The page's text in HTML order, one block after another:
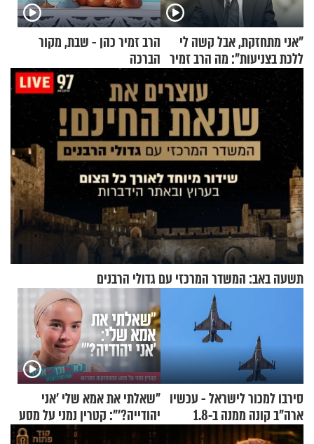
"אני מתחזקת, אבל קשה לי
ללכת בצניעות": מה הרב זמיר
כהן המליץ לה לעשות?
הרב זמיר כהן - שבת, מקור
הברכה
תשעה באב: המשדר המרכזי עם גדולי הרבנים
סירבו למכור לישראל - עכשיו
ארה"ב קונה ממנה ב-1.8
מיליארד דולר
"שאלתי את אמא שלי 'אני
יהודייה?'": קטרין נמני על מסע
ההתחזקות המרגש